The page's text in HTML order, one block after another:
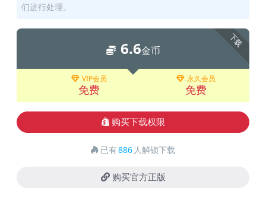
们进行处理。
下载
6.6金币
VIP会员
免费
永久会员
免费
购买下载权限
已有886 人解锁下载
购买官方正版